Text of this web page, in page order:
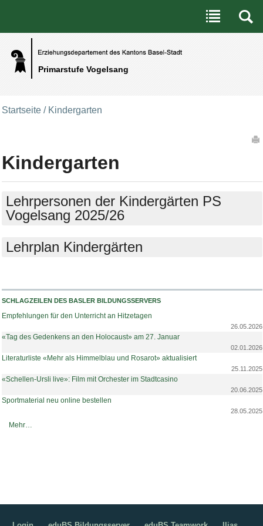
Primarstufe Vogelsang
Benutzerspezifische Werkzeuge
Direkt zum Inhalt|Direkt zur Navigation
Startseite / Kindergarten
Kindergarten
Lehrpersonen der Kindergärten PS
Vogelsang 2025/26
Lehrplan Kindergärten
SCHLAGZEILEN DES BASLER BILDUNGSSERVERS
Empfehlungen für den Unterricht an Hitzetagen
26.05.2026
«Tag des Gedenkens an den Holocaust» am 27. Januar
02.01.2026
Literaturliste «Mehr als Himmelblau und Rosarot» aktualisiert
25.11.2025
«Schellen-Ursli live»: Film mit Orchester im Stadtcasino
20.06.2025
Sportmaterial neu online bestellen
28.05.2025
Schlagzeilen des Basler Bildungsservers -
Mehr…